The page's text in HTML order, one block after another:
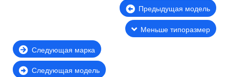
Предыдущая модель
Меньше типоразмер
Следующая марка
Следующая модель